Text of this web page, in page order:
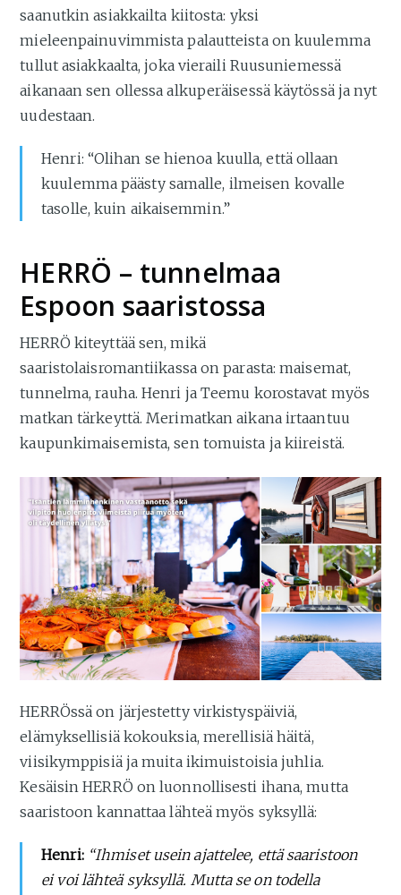
saanutkin asiakkailta kiitosta: yksi
mieleenpainuvimmista palautteista on kuulemma
tullut asiakkaalta, joka vieraili Ruusuniemessä
aikanaan sen ollessa alkuperäisessä käytössä ja nyt
uudestaan.
Henri: “Olihan se hienoa kuulla, että ollaan
kuulemma päästy samalle, ilmeisen kovalle
tasolle, kuin aikaisemmin.”
HERRÖ – tunnelmaa
Espoon saaristossa
HERRÖ kiteyttää sen, mikä
saaristolaisromantiikassa on parasta: maisemat,
tunnelma, rauha. Henri ja Teemu korostavat myös
matkan tärkeyttä. Merimatkan aikana irtaantuu
kaupunkimaisemista, sen tomuista ja kiireistä.
HERRÖssä on järjestetty virkistyspäiviä,
elämyksellisiä kokouksia, merellisiä häitä,
viisikymppisiä ja muita ikimuistoisia juhlia.
Kesäisin HERRÖ on luonnollisesti ihana, mutta
saaristoon kannattaa lähteä myös syksyllä:
Henri: “Ihmiset usein ajattelee, että saaristoon
ei voi lähteä syksyllä. Mutta se on todella